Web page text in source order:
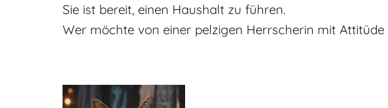
Sie ist bereit, einen Haushalt zu führen.
Wer möchte von einer pelzigen Herrscherin mit